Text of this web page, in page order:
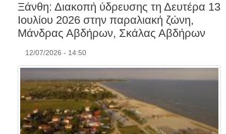
Ξάνθη: Διακοπή ύδρευσης τη Δευτέρα 13
Ιουλίου 2026 στην παραλιακή ζώνη,
Μάνδρας Αβδήρων, Σκάλας Αβδήρων
12/07/2026 - 14:50